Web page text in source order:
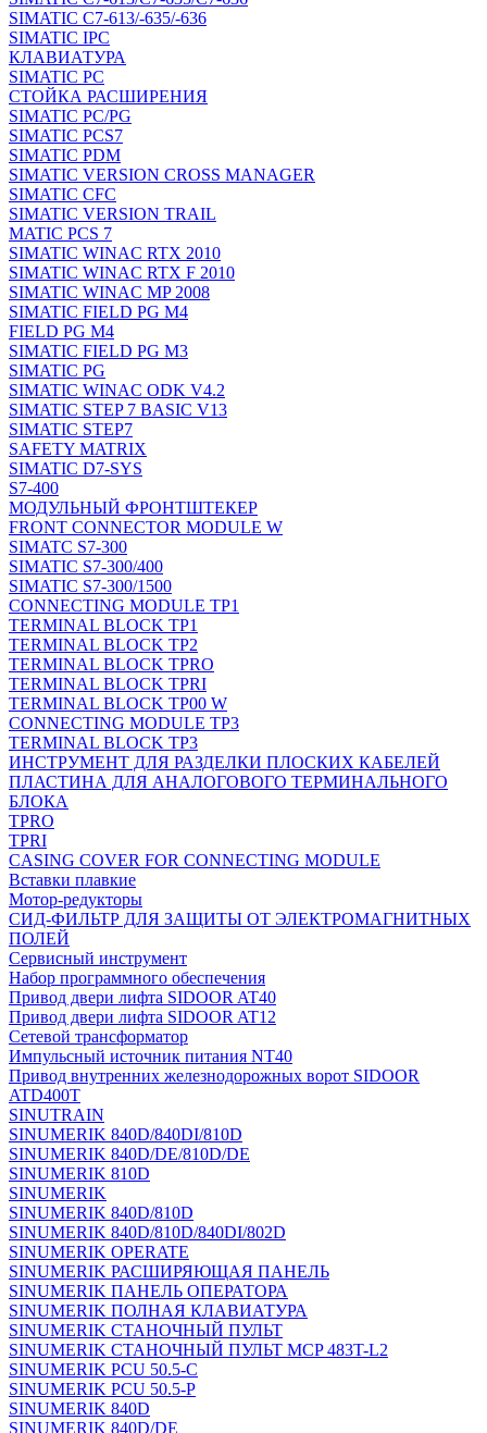
SIMATIC C7-613/-635/-636
SIMATIC IPC
КЛАВИАТУРА
SIMATIC PC
СТОЙКА РАСШИРЕНИЯ
SIMATIC PC/PG
SIMATIC PCS7
SIMATIC PDM
SIMATIC VERSION CROSS MANAGER
SIMATIC CFC
SIMATIC VERSION TRAIL
MATIC PCS 7
SIMATIC WINAC RTX 2010
SIMATIC WINAC RTX F 2010
SIMATIC WINAC MP 2008
SIMATIC FIELD PG M4
FIELD PG M4
SIMATIC FIELD PG M3
SIMATIC PG
SIMATIC WINAC ODK V4.2
SIMATIC STEP 7 BASIC V13
SIMATIC STEP7
SAFETY MATRIX
SIMATIC D7-SYS
S7-400
МОДУЛЬНЫЙ ФРОНТШТЕКЕР
FRONT CONNECTOR MODULE W
SIMATC S7-300
SIMATIC S7-300/400
SIMATIC S7-300/1500
CONNECTING MODULE TP1
TERMINAL BLOCK TP1
TERMINAL BLOCK TP2
TERMINAL BLOCK TPRO
TERMINAL BLOCK TPRI
TERMINAL BLOCK TP00 W
CONNECTING MODULE TP3
TERMINAL BLOCK TP3
ИНСТРУМЕНТ ДЛЯ РАЗДЕЛКИ ПЛОСКИХ КАБЕЛЕЙ
ПЛАСТИНА ДЛЯ АНАЛОГОВОГО ТЕРМИНАЛЬНОГО
БЛОКА
TPRO
TPRI
CASING COVER FOR CONNECTING MODULE
Вставки плавкие
Мотор-редукторы
СИД-ФИЛЬТР ДЛЯ ЗАЩИТЫ ОТ ЭЛЕКТРОМАГНИТНЫХ
ПОЛЕЙ
Сервисный инструмент
Набор программного обеспечения
Привод двери лифта SIDOOR AT40
Привод двери лифта SIDOOR AT12
Сетевой трансформатор
Импульсный источник питания NT40
Привод внутренних железнодорожных ворот SIDOOR
ATD400T
SINUTRAIN
SINUMERIK 840D/840DI/810D
SINUMERIK 840D/DE/810D/DE
SINUMERIK 810D
SINUMERIK
SINUMERIK 840D/810D
SINUMERIK 840D/810D/840DI/802D
SINUMERIK OPERATE
SINUMERIK РАСШИРЯЮЩАЯ ПАНЕЛЬ
SINUMERIK ПАНЕЛЬ ОПЕРАТОРА
SINUMERIK ПОЛНАЯ КЛАВИАТУРА
SINUMERIK СТАНОЧНЫЙ ПУЛЬТ
SINUMERIK СТАНОЧНЫЙ ПУЛЬТ MCP 483T-L2
SINUMERIK PCU 50.5-C
SINUMERIK PCU 50.5-P
SINUMERIK 840D
SINUMERIK 840D/DE